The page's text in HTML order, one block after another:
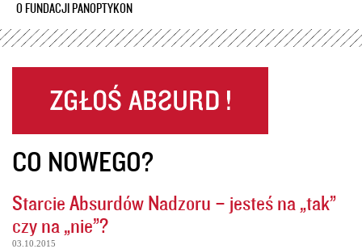
O FUNDACJI PANOPTYKON
CO NOWEGO?
Starcie Absurdów Nadzoru – jesteś na „tak”
czy na „nie”?
03.10.2015